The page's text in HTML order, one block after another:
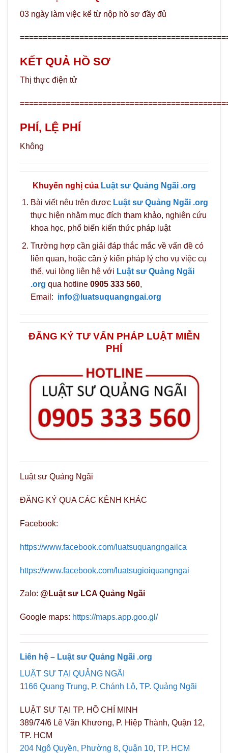
03 ngày làm việc kể từ nộp hồ sơ đầy đủ
KẾT QUẢ HỒ SƠ
Thị thực điện tử
PHÍ, LỆ PHÍ
Không
Khuyến nghị của Luật sư Quảng Ngãi .org
Bài viết nêu trên được Luật sư Quảng Ngãi .org
thực hiện nhằm mục đích tham khảo, nghiên cứu
khoa học, phổ biến kiến thức pháp luật
Trường hợp cần giải đáp thắc mắc về vấn đề có
liên quan, hoặc cần ý kiến pháp lý cho vụ việc cụ
thể, vui lòng liên hệ với Luật sư Quảng Ngãi
.org qua hotline 0905 333 560,
Email: info@luatsuquangngai.org
ĐĂNG KÝ TƯ VẤN PHÁP LUẬT MIỄN
PHÍ
Luật sư Quảng Ngãi
ĐĂNG KÝ QUA CÁC KÊNH KHÁC
Facebook:
https://www.facebook.com/luatsuquangngailca
https://www.facebook.com/luatsugioiquangngai
Zalo: @Luật sư LCA Quảng Ngãi
Google maps: https://maps.app.goo.gl/
Liên hệ – Luật sư Quảng Ngãi .org
LUẬT SƯ TẠI QUẢNG NGÃI
1166 Quang Trung, P. Chánh Lộ, TP. Quảng Ngãi
LUẬT SƯ TẠI TP. HỒ CHÍ MINH
389/74/6 Lê Văn Khương, P. Hiệp Thành, Quận 12,
TP. HCM
204 Ngô Quyền, Phường 8, Quận 10, TP. HCM